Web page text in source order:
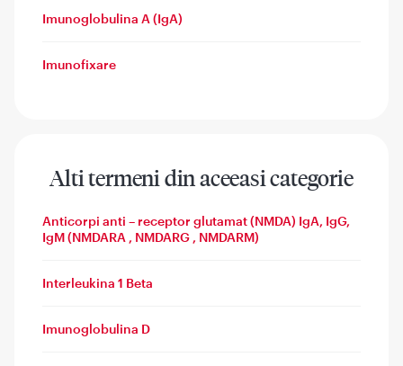
Imunoglobulina A (IgA)
Imunofixare
Alti termeni din aceeasi categorie
Anticorpi anti – receptor glutamat (NMDA) IgA, IgG,
IgM (NMDARA , NMDARG , NMDARM)
Interleukina 1 Beta
Imunoglobulina D